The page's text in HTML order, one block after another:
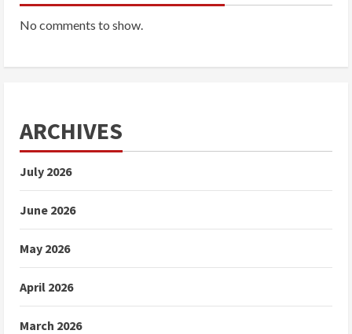
No comments to show.
ARCHIVES
July 2026
June 2026
May 2026
April 2026
March 2026